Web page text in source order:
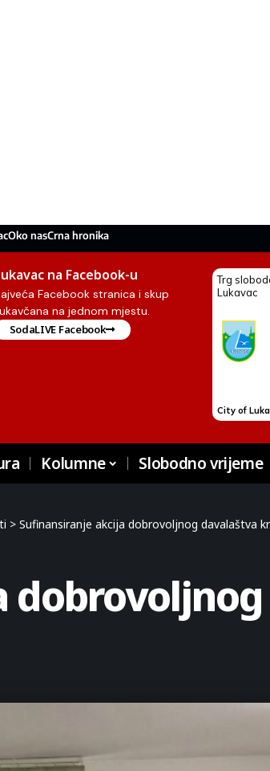
Oko nasCrna hronika
na Facebook-u
Facebook stranica i skup
na jednom mjestu.
SodaLIVE Facebook
Kolumne Slobodno vrijeme
> Sufinansiranje akcija dobrovoljnog davalaštva